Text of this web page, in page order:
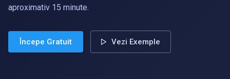
aproximativ 15 minute.
Începe Gratuit Vezi Exemple